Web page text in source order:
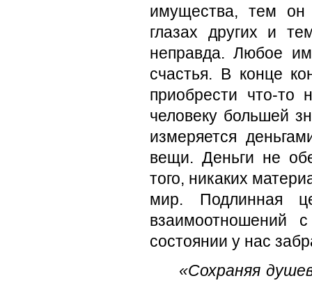
имущества, тем он
глазах других и
неправда. Любое
счастья. В конце
приобрести что-то
человеку большей
измеряется
вещи. Деньги не
того, никаких
мир. Подлинная
взаимоотношений
состоянии у нас
«Сохраняя